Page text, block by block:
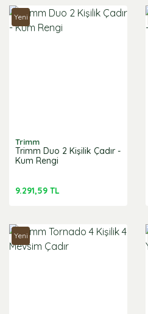
Yeni
Trimm
Trimm Duo 2 Kişilik Çadır -
Kum Rengi
9.291,59 TL
Yeni